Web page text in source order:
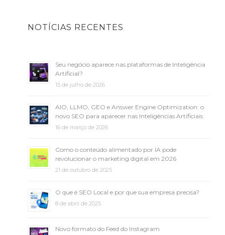
NOTÍCIAS RECENTES
Seu negócio aparece nas plataformas de Inteligência
Artificial?
15 de julho de 2026
AIO, LLMO, GEO e Answer Engine Optimization: o
novo SEO para aparecer nas Inteligências Artificiais
16 de março de 2026
Como o conteúdo alimentado por IA pode
revolucionar o marketing digital em 2026
21 de outubro de 2025
O que é SEO Local e por que sua empresa precisa?
8 de abril de 2025
Novo formato do Feed do Instagram